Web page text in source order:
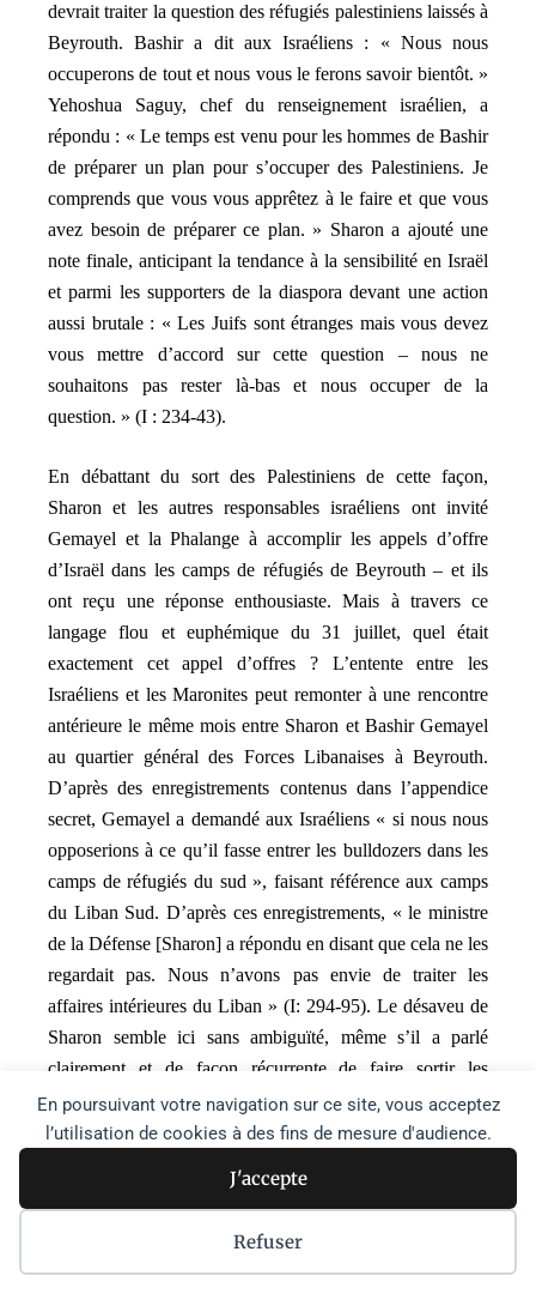
En poursuivant votre navigation sur ce site, vous acceptez
l’utilisation de cookies à des fins de mesure d'audience.
J'accepte
Refuser
devrait traiter la question des réfugiés palestiniens laissés à
Beyrouth. Bashir a dit aux Israéliens : « Nous nous
occuperons de tout et nous vous le ferons savoir bientôt. »
Yehoshua Saguy, chef du renseignement israélien, a
répondu : « Le temps est venu pour les hommes de Bashir
de préparer un plan pour s’occuper des Palestiniens. Je
comprends que vous vous apprêtez à le faire et que vous
avez besoin de préparer ce plan. » Sharon a ajouté une
note finale, anticipant la tendance à la sensibilité en Israël
et parmi les supporters de la diaspora devant une action
aussi brutale : « Les Juifs sont étranges mais vous devez
vous mettre d’accord sur cette question – nous ne
souhaitons pas rester là-bas et nous occuper de la
question. » (I : 234-43).
En débattant du sort des Palestiniens de cette façon,
Sharon et les autres responsables israéliens ont invité
Gemayel et la Phalange à accomplir les appels d’offre
d’Israël dans les camps de réfugiés de Beyrouth – et ils
ont reçu une réponse enthousiaste. Mais à travers ce
langage flou et euphémique du 31 juillet, quel était
exactement cet appel d’offres ? L’entente entre les
Israéliens et les Maronites peut remonter à une rencontre
antérieure le même mois entre Sharon et Bashir Gemayel
au quartier général des Forces Libanaises à Beyrouth.
D’après des enregistrements contenus dans l’appendice
secret, Gemayel a demandé aux Israéliens « si nous nous
opposerions à ce qu’il fasse entrer les bulldozers dans les
camps de réfugiés du sud », faisant référence aux camps
du Liban Sud. D’après ces enregistrements, « le ministre
de la Défense [Sharon] a répondu en disant que cela ne les
regardait pas. Nous n’avons pas envie de traiter les
affaires intérieures du Liban » (I: 294-95). Le désaveu de
Sharon semble ici sans ambiguïté, même s’il a parlé
clairement et de façon récurrente de faire sortir les
Palestiniens par la violence et l’expulsion dans des
discussions ultérieures qu’il a eues juste avant le massacre.
septembre, deux jours avant l’assassinat du leader libanais,
conditions qui conduiraient les Palestiniens à quitter le